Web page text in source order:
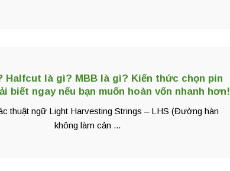
Halfcut là gì? MBB là gì? Kiến thức chọn pin
biết ngay nếu bạn muốn hoàn vốn nhanh hơn!
thuật ngữ Light Harvesting Strings – LHS (Đường hàn
không làm cản ...